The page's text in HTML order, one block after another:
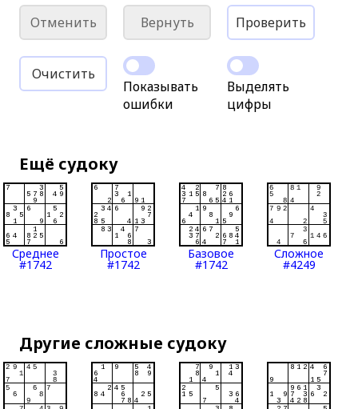
Отменить Вернуть Проверить
Очистить
Показывать
ошибки
Выделять
цифры
Ещё судоку
Среднее
#1742
Простое
#1742
Базовое
#1742
Сложное
#4249
Другие сложные судоку